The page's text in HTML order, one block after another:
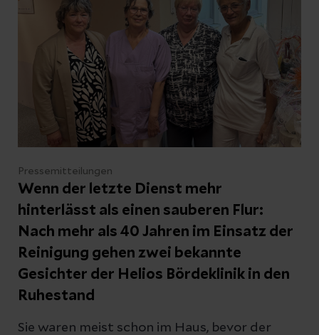
Pressemitteilungen
Wenn der letzte Dienst mehr
hinterlässt als einen sauberen Flur:
Nach mehr als 40 Jahren im Einsatz der
Reinigung gehen zwei bekannte
Gesichter der Helios Bördeklinik in den
Ruhestand
Sie waren meist schon im Haus, bevor der